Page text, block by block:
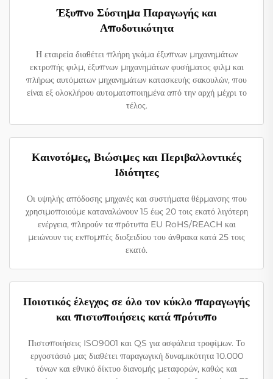
Έξυπνο Σύστημα Παραγωγής και
Αποδοτικότητα
Η εταιρεία διαθέτει πλήρη γκάμα έξυπνων μηχανημάτων
εκτροπής φιλμ, έξυπνων μηχανημάτων φυσήματος φιλμ και
πλήρως αυτόματων μηχανημάτων κατασκευής σακουλών, που
είναι εξ ολοκλήρου αυτοματοποιημένα από την αρχή μέχρι το
τέλος.
Καινοτόμες, Βιώσιμες και Περιβαλλοντικές
Ιδιότητες
Οι υψηλής απόδοσης μηχανές και συστήματα θέρμανσης που
χρησιμοποιούμε καταναλώνουν 15 έως 20 τοις εκατό λιγότερη
ενέργεια, πληρούν τα πρότυπα EU RoHS/REACH και
μειώνουν τις εκπομπές διοξειδίου του άνθρακα κατά 25 τοις
εκατό.
Ποιοτικός έλεγχος σε όλο τον κύκλο παραγωγής
και πιστοποιήσεις κατά πρότυπο
Πιστοποιήσεις ISO9001 και QS για ασφάλεια τροφίμων. Το
εργοστάσιό μας διαθέτει παραγωγική δυναμικότητα 10.000
τόνων και εθνικό δίκτυο διανομής μεταφορών, καθώς και